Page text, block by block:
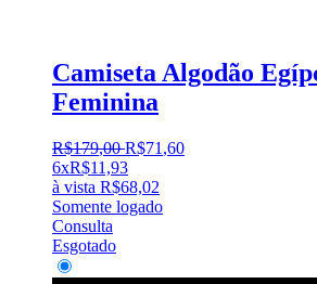
Camiseta Algodão
Feminina
R$179,00 R$71 ,60
6xR$11,93
à vista R$68,02
Somente logado
Consulta
Esgotado